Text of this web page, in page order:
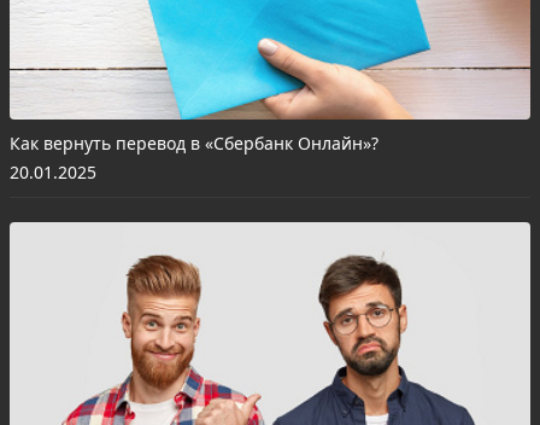
Как вернуть перевод в «Сбербанк Онлайн»?
20.01.2025